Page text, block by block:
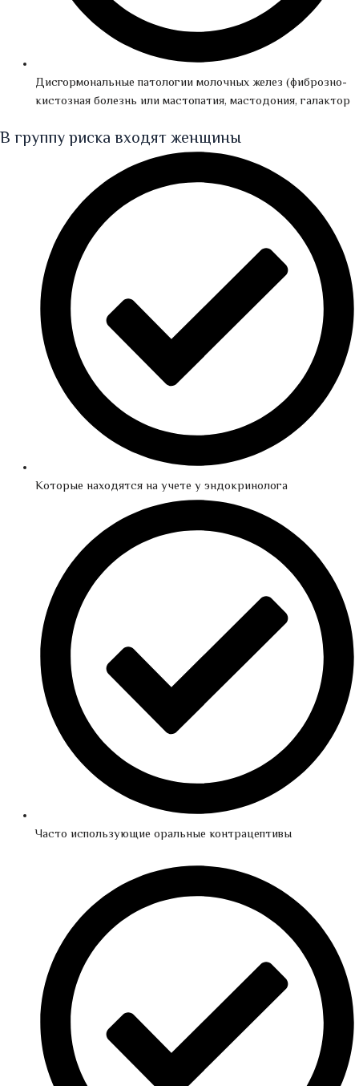
Дисгормональные патологии молочных желез (фиброзно-
кистозная болезнь или мастопатия, мастодония, галактор
В группу риска входят женщины
Которые находятся на учете у эндокринолога
Часто использующие оральные контрацептивы